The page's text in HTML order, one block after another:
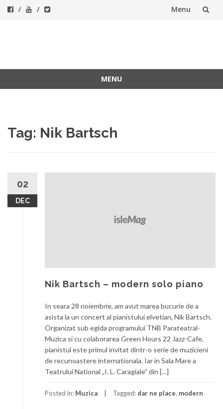
Menu
MENU
Tag: Nik Bartsch
02
DEC
Nik Bartsch – modern solo piano
In seara 28 noiembrie, am avut marea bucurie de a
asista la un concert al pianistului elvetian, Nik Bartsch.
Organizat sub egida programului TNB Parateatral-
Muzica si cu colaborarea Green Hours 22 Jazz-Cafe,
pianistul este primul invitat dintr-o serie de muzicieni
de recunoastere internationala. Iar in Sala Mare a
Teatrului National „I. L. Caragiale” din […]
Posted in: Muzica Tagged: dar ne place, modern